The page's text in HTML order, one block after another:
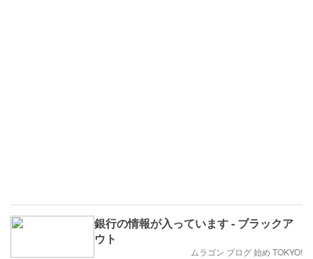
銀行の情報が入っています - ブラックア
ウト
ムラゴン ブログ 始め TOKYO!